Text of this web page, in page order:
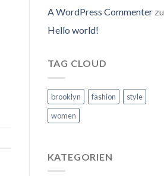
A WordPress Commenterzu
Hello world!
TAG CLOUD
brooklyn fashion
style
women
KATEGORIEN